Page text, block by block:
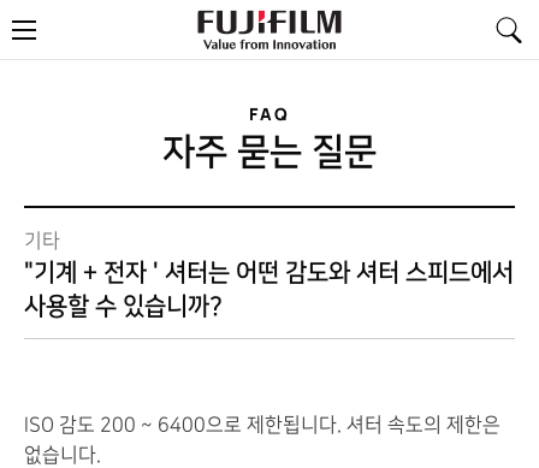
메
뉴
FAQ
자주 묻는 질문
기타
"기계 + 전자 ' 셔터는 어떤 감도와 셔터 스피드에서
사용할 수 있습니까?
ISO 감도 200 ~ 6400으로 제한됩니다. 셔터 속도의 제한은
없습니다.